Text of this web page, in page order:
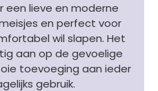
een lieve en moderne
en perfect voor
wil slapen. Het
aan op de gevoelige
toevoeging aan ieder
gebruik.